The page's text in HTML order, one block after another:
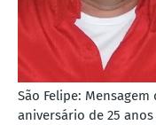
São Felipe:
aniversário de 25